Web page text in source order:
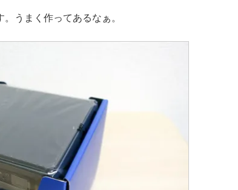
うまく作ってあるなぁ。